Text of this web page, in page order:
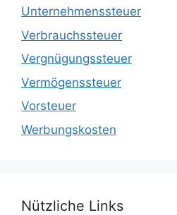
Unternehmenssteuer
Verbrauchssteuer
Vergnügungssteuer
Vermögenssteuer
Vorsteuer
Werbungskosten
Nützliche Links